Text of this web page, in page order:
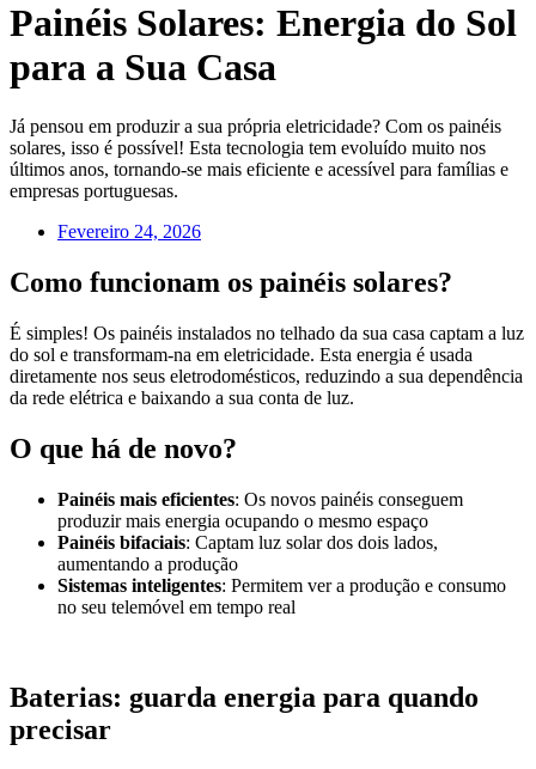
Painéis Solares: Energia do Sol
para a Sua Casa
Já pensou em produzir a sua própria eletricidade? Com os painéis
solares, isso é possível! Esta tecnologia tem evoluído muito nos
últimos anos, tornando-se mais eficiente e acessível para famílias e
empresas portuguesas.
Fevereiro 24, 2026
Como funcionam os painéis solares?
É simples! Os painéis instalados no telhado da sua casa captam a luz
do sol e transformam-na em eletricidade. Esta energia é usada
diretamente nos seus eletrodomésticos, reduzindo a sua dependência
da rede elétrica e baixando a sua conta de luz.
O que há de novo?
Painéis mais eficientes: Os novos painéis conseguem
produzir mais energia ocupando o mesmo espaço
Painéis bifaciais: Captam luz solar dos dois lados,
aumentando a produção
Sistemas inteligentes: Permitem ver a produção e consumo
no seu telemóvel em tempo real
Baterias: guarda energia para quando
precisar